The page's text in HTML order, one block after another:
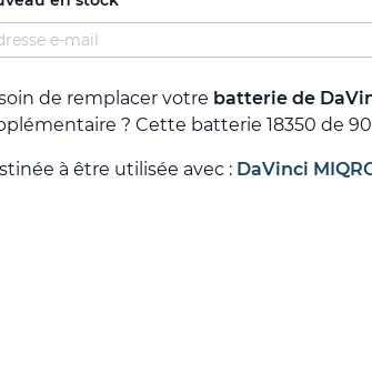
de remplacer votre batterie de
? Cette batterie 18350 de
à être utilisée avec : DaVinci